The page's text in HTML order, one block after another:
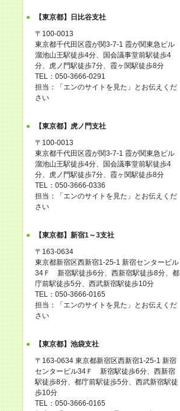
【東京都】日比谷支社
〒100-0013
東京都千代田区霞が関3-7-1 霞が関東急ビル
溜池山王駅徒歩4分、国会議事堂前駅徒歩4
分、虎ノ門駅徒歩7分、霞ヶ関駅徒歩8分
TEL：050-3666-0291
担当：「エンのサイトを見た」とお伝えくだ
さい
【東京都】虎ノ門支社
〒100-0013
東京都千代田区霞が関3-7-1 霞が関東急ビル
溜池山王駅徒歩4分、国会議事堂前駅徒歩4
分、虎ノ門駅徒歩7分、霞ヶ関駅徒歩8分
TEL：050-3666-0336
担当：「エンのサイトを見た」とお伝えくだ
さい
【東京都】新宿1～3支社
〒163-0634
東京都新宿区西新宿1-25-1 新宿センタービル
34Ｆ 新宿駅徒歩6分、西新宿駅徒歩8分、都
庁前駅徒歩5分、西武新宿駅徒歩10分
TEL：050-3666-0165
担当：「エンのサイトを見た」とお伝えくだ
さい
【東京都】池袋支社
〒163-0634 東京都新宿区西新宿1-25-1 新宿
センタービル34Ｆ 新宿駅徒歩6分、西新宿
駅徒歩8分、都庁前駅徒歩5分、西武新宿駅徒
歩10分
TEL：050-3666-0165